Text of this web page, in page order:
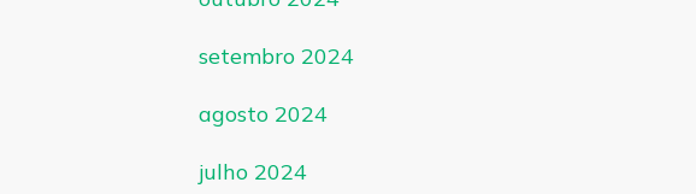
setembro 2024
agosto 2024
julho 2024